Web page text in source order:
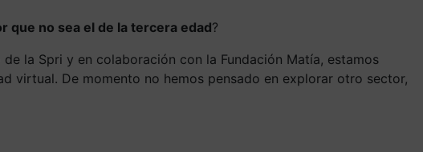
que no sea el de la tercera edad?
la Spri y en colaboración con la Fundación Matía, estamos
virtual. De momento no hemos pensado en explorar otro sector,